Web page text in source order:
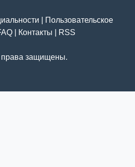
Пользовательское
Контакты RSS
защищены.